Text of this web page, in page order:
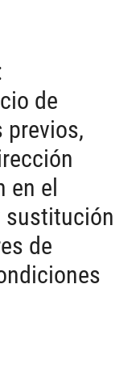
de
previos,
en el
sustitución
de